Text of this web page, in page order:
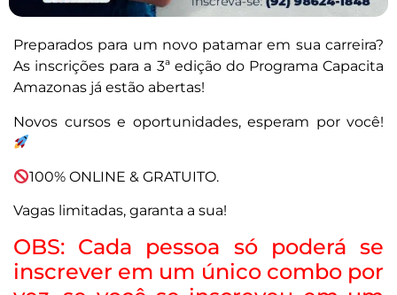
Preparados para um novo patamar em sua carreira?
As inscrições para a 3ª edição do Programa Capacita
Amazonas já estão abertas!
Novos cursos e oportunidades, esperam por você!
100% ONLINE & GRATUITO.
Vagas limitadas, garanta a sua!
OBS: Cada pessoa só poderá se
inscrever em um único combo por